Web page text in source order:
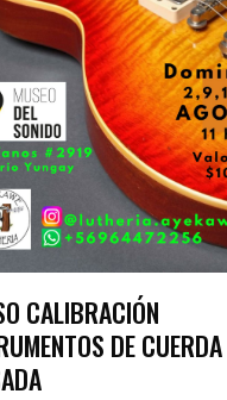
CALIBRACIÓN
DE CUERDA